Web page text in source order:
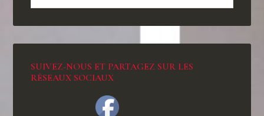
SUIVEZ-NOUS ET PARTAGEZ SUR LES
RÉSEAUX SOCIAUX